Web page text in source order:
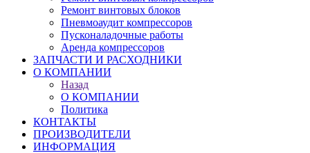
Ремонт винтовых блоков
Пневмоаудит компрессоров
Пусконаладочные работы
Аренда компрессоров
ЗАПЧАСТИ И РАСХОДНИКИ
О КОМПАНИИ
Назад
О КОМПАНИИ
Политика
КОНТАКТЫ
ПРОИЗВОДИТЕЛИ
ИНФОРМАЦИЯ